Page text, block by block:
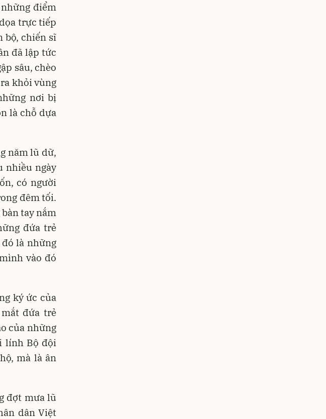
điểm
trực tiếp
bộ, chiến sĩ
đã lập tức
sâu, chèo
khỏi vùng
nơi bị
là chỗ dựa
năm lũ dữ,
nhiều ngày
có người
đêm tối.
tay nắm
đứa trẻ
là những
vào đó
ký ức của
đứa trẻ
của những
lính Bộ đội
mà là ân
đợt mưa lũ
dân Việt